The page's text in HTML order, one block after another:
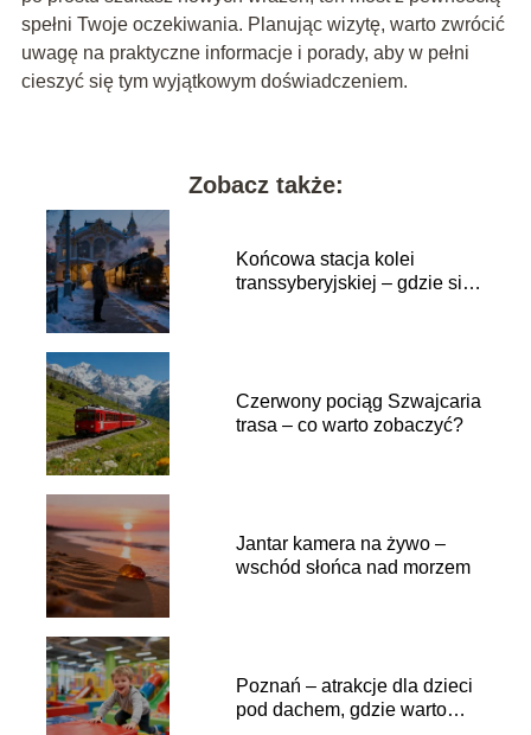
spełni Twoje oczekiwania. Planując wizytę, warto zwrócić
uwagę na praktyczne informacje i porady, aby w pełni
cieszyć się tym wyjątkowym doświadczeniem.
Zobacz także:
Końcowa stacja kolei
transsyberyjskiej – gdzie się
Czerwony pociąg Szwajcaria
trasa – co warto zobaczyć?
Jantar kamera na żywo –
wschód słońca nad morzem
Poznań – atrakcje dla dzieci
pod dachem, gdzie warto